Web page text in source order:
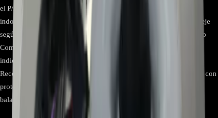
el P/N coincide Conector Conector multipin original para la placa
indoor (diseño puede variar por revisión) Dimensiones Formato y eje
según diseño del equipo; compare físicamente con el motor retirado
Compatibilidad Válido únicamente para equipos LG cuyo despiece
indica EAU62064602 como motor del ventilador interior
Recomendaciones de instalación Desconectar el equipo, manipular con
protección ESD, montar correctamente el rodete/turbina y verificar
balanceo y libre giro